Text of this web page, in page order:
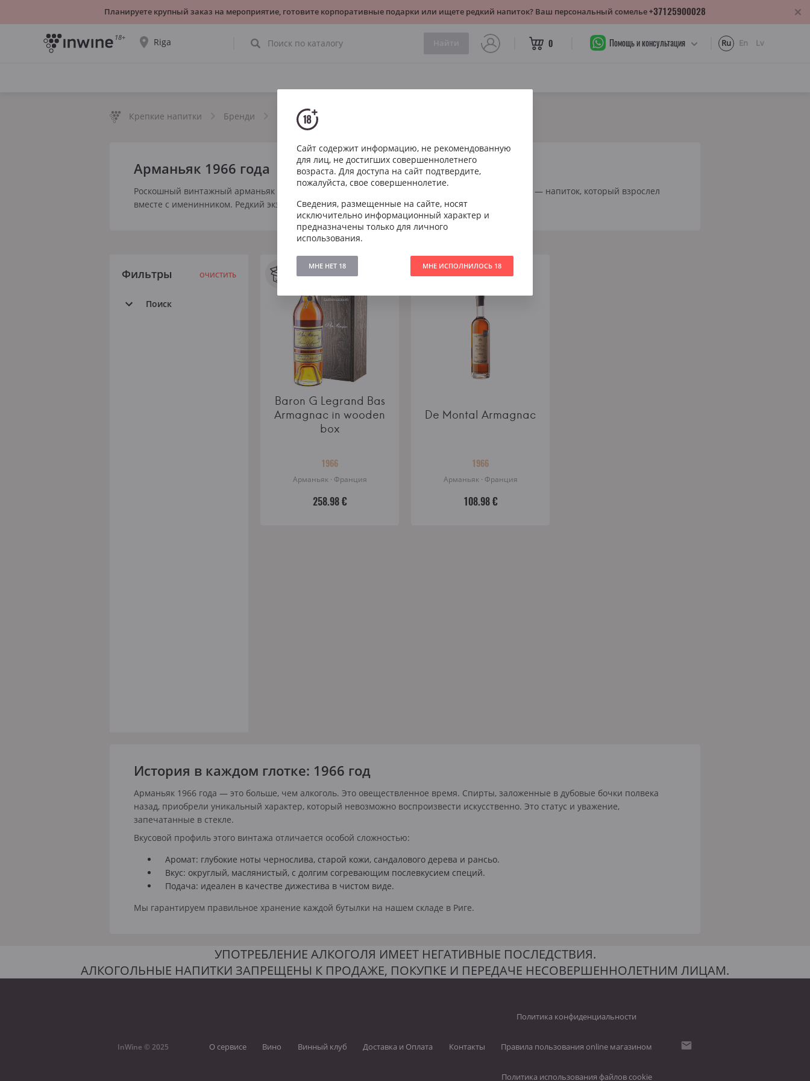
18+ Riga
ДА, ВСЁ ВЕРНО ВЫБРАТЬ ДРУГОЙ
0 Помощь и консультация Ru En Lv
Крепкие напитки Бренди Коньяк
Арманьяк 1966 года
Роскошный винтажный арманьяк урожая 1966 года. Идеальный подарок на 60-летний юбилей — напиток, который взрослел
вместе с именинником. Редкий экземпляр для коллекции и особого случая.
Фильтры ОЧИСТИТЬ
Поиск
Baron G Legrand Bas
Armagnac in wooden
box
1966
Арманьяк · Франция
258.98 €
De Montal Armagnac
1966
Арманьяк · Франция
108.98 €
История в каждом глотке: 1966 год
Арманьяк 1966 года — это больше, чем алкоголь. Это овеществленное время. Спирты, заложенные в дубовые бочки полвека
назад, приобрели уникальный характер, который невозможно воспроизвести искусственно. Это статус и уважение,
запечатанные в стекле.
Вкусовой профиль этого винтажа отличается особой сложностью:
Аромат: глубокие ноты чернослива, старой кожи, сандалового дерева и рансьо.
Вкус: округлый, маслянистый, с долгим согревающим послевкусием специй.
Подача: идеален в качестве дижестива в чистом виде.
Мы гарантируем правильное хранение каждой бутылки на нашем складе в Риге.
Сайт содержит информацию, не рекомендованную
для лиц, не достигших совершеннолетнего
возраста. Для доступа на сайт подтвердите,
пожалуйста, свое совершеннолетие.
Сведения, размещенные на сайте, носят
исключительно информационный характер и
предназначены только для личного
использования.
МНЕ НЕТ 18 МНЕ ИСПОЛНИЛОСЬ 18
УПОТРЕБЛЕНИЕ АЛКОГОЛЯ ИМЕЕТ НЕГАТИВНЫЕ ПОСЛЕДСТВИЯ.
АЛКОГОЛЬНЫЕ НАПИТКИ ЗАПРЕЩЕНЫ К ПРОДАЖЕ, ПОКУПКЕ И ПЕРЕДАЧЕ НЕСОВЕРШЕННОЛЕТНИМ ЛИЦАМ.
InWine © 2025 О сервисе Вино Винный клуб Доставка и Оплата Контакты
Политика конфиденциальности
Правила пользования online магазином
Политика использования файлов cookie
Планируете крупный заказ на мероприятие, готовите корпоративные подарки или ищете редкий напиток? Ваш персональный сомелье+37125900028